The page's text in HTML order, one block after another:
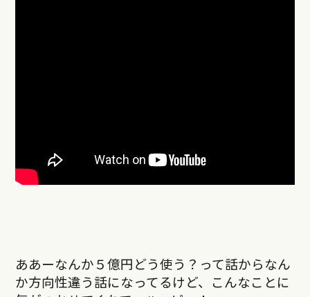
ああーなんか５億円どう使う？って話からなん
か方向性違う話になってるけど、こんなことに